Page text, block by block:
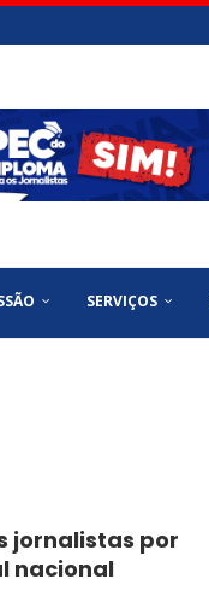
SERVIÇOS
jornalistas por
nacional